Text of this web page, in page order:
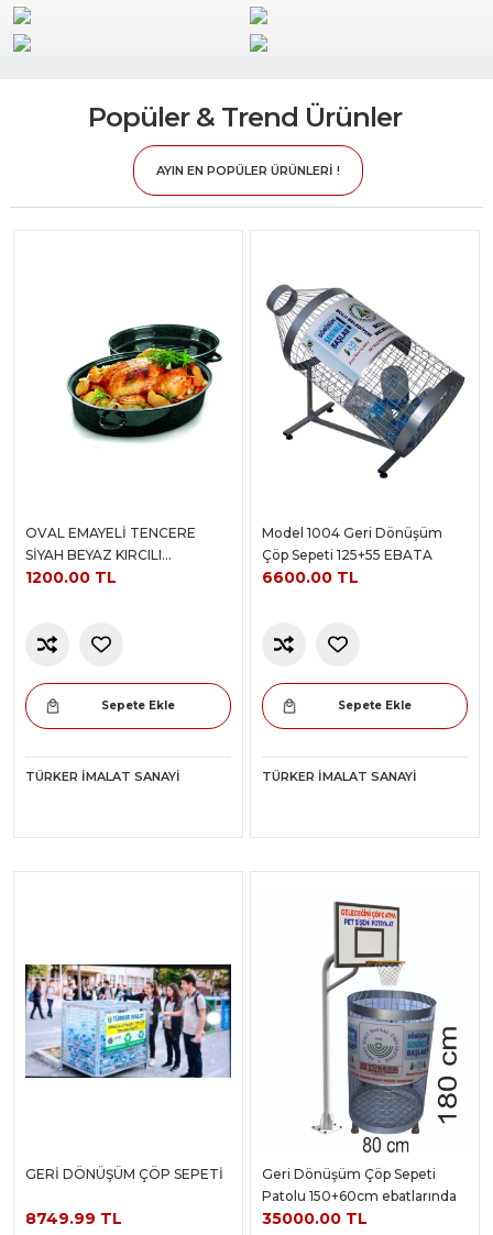
Popüler & Trend Ürünler
AYIN EN POPÜLER ÜRÜNLERİ !
OVAL EMAYELİ TENCERE
SİYAH BEYAZ KIRCILI
38+26+18CM 0,8 KALINLIK
1200.00 TL
Sepete Ekle
TÜRKER İMALAT SANAYI
Model 1004 Geri Dönüşüm
Çöp Sepeti 125+55 EBATA
6600.00 TL
Sepete Ekle
TÜRKER İMALAT SANAYI
GERİ DÖNÜŞÜM ÇÖP SEPETİ
8749.99 TL
Geri Dönüşüm Çöp Sepeti
Patolu 150+60cm ebatlarında
35000.00 TL